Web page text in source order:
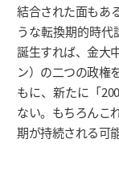
結合された面もあ
うな転換期的時
誕生すれば、金大
ン）の二つの政権
もに、新たに「
ない。もちろんこ
期が持続される可